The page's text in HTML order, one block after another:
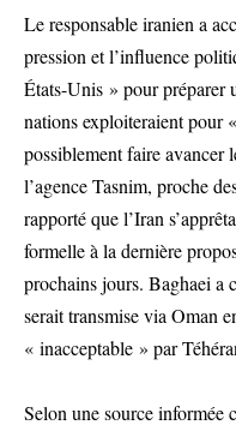
Le responsable iranien a
pression et l’influence
États-Unis » pour préparer
nations exploiteraient pour
possiblement faire avancer
l’agence Tasnim, proche
rapporté que l’Iran
formelle à la dernière
prochains jours. Baghaei a
serait transmise via Oman
« inacceptable » par
Selon une source informée